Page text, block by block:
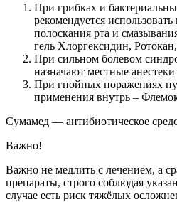
При грибках и
рекомендуется
полоскания рта и
гель Хлоргексидин,
При сильном болевом
назначают местные
При гнойных поражениях
применения внутрь –
Сумамед — антибиотическое
Важно!
Важно не медлить с лечением, а
препараты, строго соблюдая
случае есть риск тяжёлых